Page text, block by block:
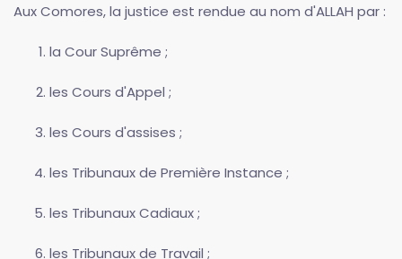
Aux Comores, la justice est rendue au nom d'ALLAH par :
la Cour Suprême ;
les Cours d'Appel ;
les Cours d'assises ;
les Tribunaux de Première Instance ;
les Tribunaux Cadiaux ;
les Tribunaux de Travail ;